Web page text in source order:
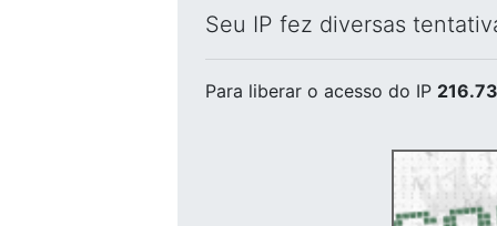
Seu IP fez diversas
Para liberar o acesso do IP